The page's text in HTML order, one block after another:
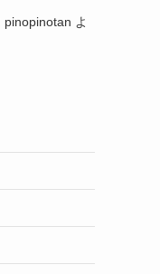
pinopinotan よ